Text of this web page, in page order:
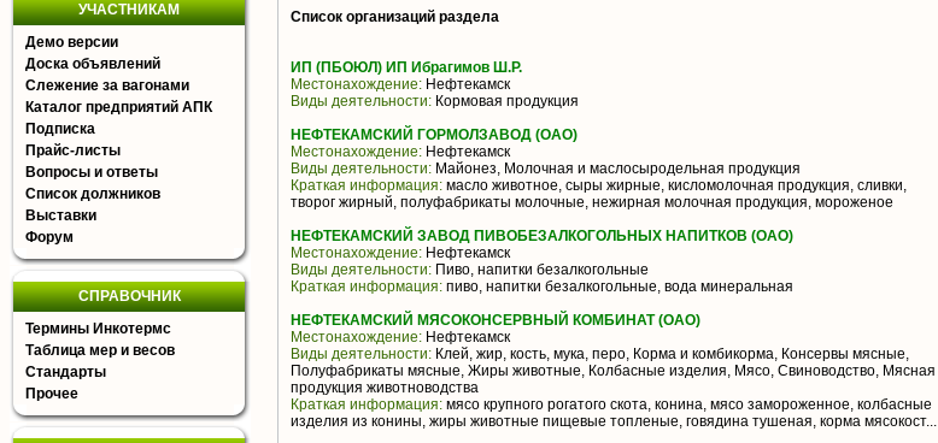
УЧАСТНИКАМ
Демо версии
Доска объявлений
Слежение за вагонами
Каталог предприятий АПК
Подписка
Прайс-листы
Вопросы и ответы
Список должников
Выставки
Форум
СПРАВОЧНИК
Термины Инкотермс
Таблица мер и весов
Стандарты
Прочее
Список организаций раздела
ИП (ПБОЮЛ) ИП Ибрагимов Ш.Р.
Местонахождение: Нефтекамск
Виды деятельности: Кормовая продукция
НЕФТЕКАМСКИЙ ГОРМОЛЗАВОД (ОАО)
Местонахождение: Нефтекамск
Виды деятельности: Майонез, Молочная и маслосыродельная продукция
Краткая информация: масло животное, сыры жирные, кисломолочная продукция, сливки,
творог жирный, полуфабрикаты молочные, нежирная молочная продукция, мороженое
НЕФТЕКАМСКИЙ ЗАВОД ПИВОБЕЗАЛКОГОЛЬНЫХ НАПИТКОВ (ОАО)
Местонахождение: Нефтекамск
Виды деятельности: Пиво, напитки безалкогольные
Краткая информация: пиво, напитки безалкогольные, вода минеральная
НЕФТЕКАМСКИЙ МЯСОКОНСЕРВНЫЙ КОМБИНАТ (ОАО)
Местонахождение: Нефтекамск
Виды деятельности: Клей, жир, кость, мука, перо, Корма и комбикорма, Консервы мясные,
Полуфабрикаты мясные, Жиры животные, Колбасные изделия, Мясо, Свиноводство, Мясная
продукция животноводства
Краткая информация: мясо крупного рогатого скота, конина, мясо замороженное, колбасные
изделия из конины, жиры животные пищевые топленые, говядина тушеная, корма мясокост...